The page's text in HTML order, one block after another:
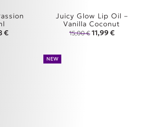
price was: 18,00 €.
€Η τρέχουσα τιμή είναι: 14,98 €.
Juicy Glow Lip Oil –
Vanilla Coconut
15,00€ Original price
11,99 €Η
NEW